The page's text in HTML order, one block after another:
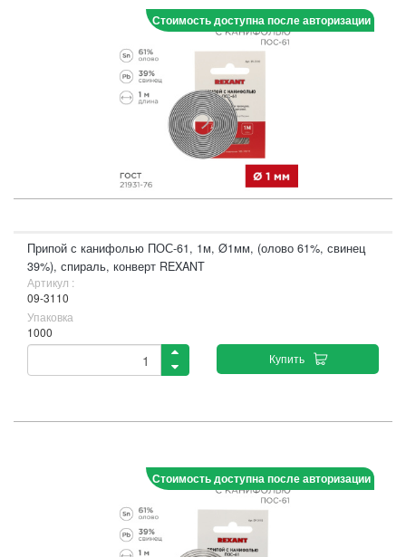
Стоимость доступна после авторизации
Припой с канифолью ПОС-61, 1м, Ø1мм, (олово 61%, свинец
39%), спираль, конверт REXANT
Артикул :
09-3110
Упаковка
1000
Купить
Стоимость доступна после авторизации